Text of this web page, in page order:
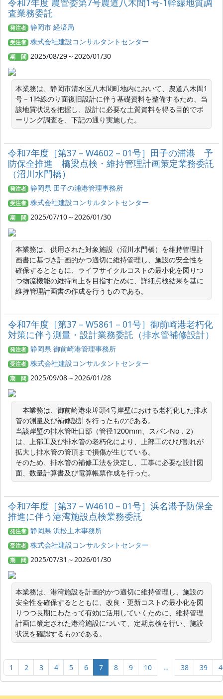
令和7年度 農管委第7号農道八木間1号-1幹線地質調
査業務委託
発注者 静岡市 経済局
受注者 株式会社建設コンサルタントセンター
期 間 2025/08/29～2026/01/30
本業務は、静岡市清水区八木間町地内において、農道八木間1
号－1幹線のり面復旧設計に伴う基礎資料を整備するため、当
該地質状況を把握し、設計に必要な土質資料を得る目的でボ
ーリング調査を、下記の通り実施した。
令和7年度［第37－W4602－01号］田子の浦港 予
防保全推進 橋梁点検・維持管理計画策定業務委託
（沼川水門橋）
発注者 静岡県 田子の浦港管理事務所
受注者 株式会社建設コンサルタントセンター
期 間 2025/07/10～2026/01/30
本業務は、供用された対象施設（沼川水門橋）を維持管理計
画書に基づき計画的かつ適切に維持管理し、施設の安全性を
確保するとともに、ライフサイクルコストの最小化を図りつ
つ物流機能の維持向上を目指すために、詳細点検結果を基に
維持管理計画書の作成を行うものである。
令和7年度［第37－W5861－01号］御前崎港老朽化
対策に伴う測量・設計業務委託（排水管補修設計）
発注者 静岡県 御前崎港管理事務所
受注者 株式会社建設コンサルタントセンター
期 間 2025/09/08～2026/01/28
本業務は、御前崎港東埠頭4号岸壁における老朽化した排水
管の測量及び補修設計を行ったものである。
当該岸壁の排水管吐口部（管径1200mm、スパンNo．2）
は、上部工及び排水管の老朽化により、上部工のひび割れが
拡大し排水管の管頂まで損傷が生じている。
そのため、排水管の補修工法を決定し、工事に必要な設計図
面、数量計算書及び電算帳票作成を行った。
令和7年度［第37－W4610－01号］浜名港予防保全
推進に伴う港湾施設点検業務委託
発注者 静岡県 浜松土木事務所
受注者 株式会社建設コンサルタントセンター
期 間 2025/07/31～2026/01/30
本業務は、港湾施設を計画的かつ適切に維持管理し、施設の
安全性を確保するとともに、改良・更新コストの最小化を図
りつつ長期にわたって有効に活用していくために、維持管理
計画に策定された港湾施設について、定期点検を行い、施設
状況を確認するものである。
1 2 3 4 5 6 7 8 9 10 … 38 39